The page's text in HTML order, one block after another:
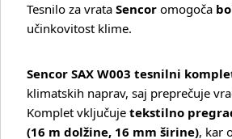
Več o izdelku
Tesnilo za vrata Sencor omogoča
učinkovitost klime.
Sencor SAX W003 tesnilni
klimatskih naprav, saj preprečuje
Komplet vključuje tekstilno
(16 m dolžine, 16 mm širine), kar